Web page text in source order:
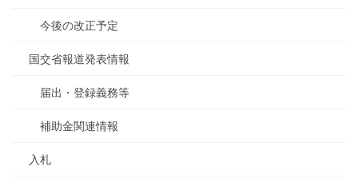
今後の改正予定
国交省報道発表情報
届出・登録義務等
補助金関連情報
入札